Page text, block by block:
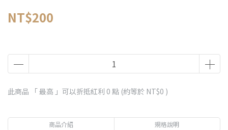
NT$200
此商品 「 最高 」可以折抵紅利 0 點 (約等於 NT$0 )
商品介紹 規格說明